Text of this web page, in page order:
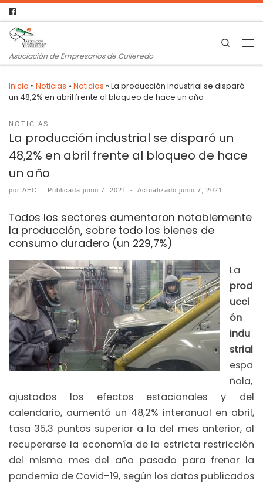
Asociación de Empresarios de Culleredo
Search
Inicio »Noticias »Noticias »La producción industrial se disparó
un 48,2% en abril frente al bloqueo de hace un año
NOTICIAS
La producción industrial se disparó un
48,2% en abril frente al bloqueo de hace
un año
por AEC | Publicadajunio 7, 2021 - Actualizadojunio 7, 2021
Todos los sectores aumentaron notablemente
la producción, sobre todo los bienes de
consumo duradero (un 229,7%)
La
prod
ucci
ón
indu
strial
espa
ñola,
ajustados los efectos estacionales y del
calendario, aumentó un 48,2% interanual en abril,
tasa 35,3 puntos superior a la del mes anterior, al
recuperarse la economía de la estricta restricción
del mismo mes del año pasado para frenar la
pandemia de Covid-19, según los datos publicados